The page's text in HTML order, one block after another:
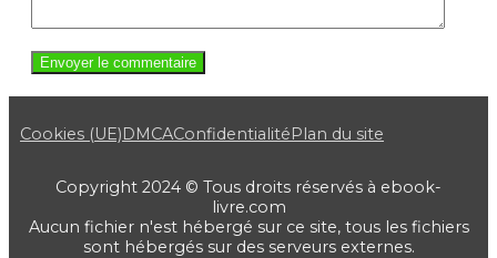
Cookies (UE)DMCAConfidentialitéPlan du site
Copyright 2024 © Tous droits réservés à ebook-
livre.com
Aucun fichier n'est hébergé sur ce site, tous les fichiers
sont hébergés sur des serveurs externes.